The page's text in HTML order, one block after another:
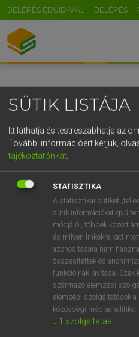
BELÉPÉS EDUID-VAL BELÉPÉS
SÜTIK LISTÁJA
Itt láthatja és testreszabhatja az
További információért kérjük,
tájékoztatónkat
STATISZTIKA
A statisztikai sütiket
sütik információkat
módjáról, többek között
és milyen linkekre
azonosítására nem
összesítettek és
funkcióinak javítása. Ezek
származó elemzési
elemzési szolgáltatások a
közösségi médiaanalitika.
↓ 1 szolgáltatás
GR
5
g h k l
v b n m ,